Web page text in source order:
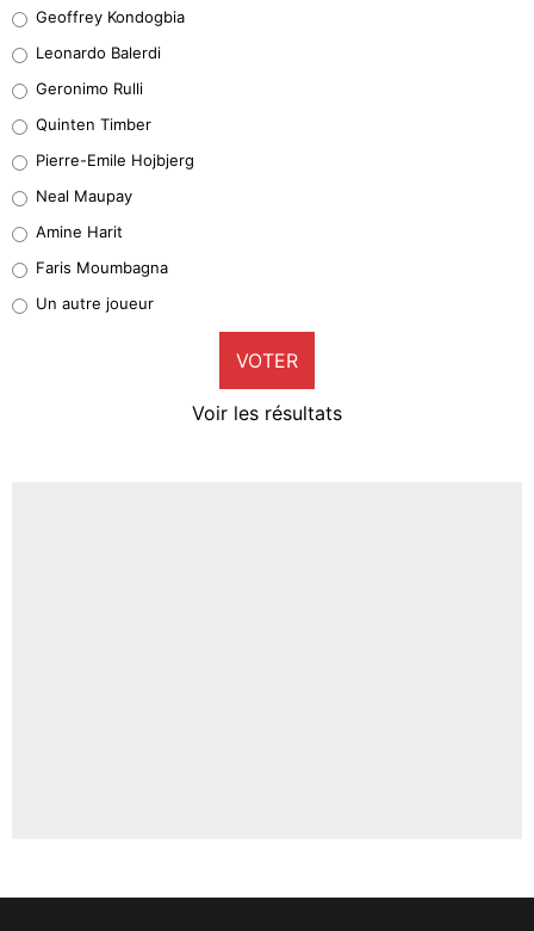
38%
32%
5%
1%
9%
Geoffrey Kondogbia
Leonardo Balerdi
Geronimo Rulli
Quinten Timber
Pierre-Emile Hojbjerg
Neal Maupay
Amine Harit
Faris Moumbagna
Un autre joueur
VOTER
Voir les résultats